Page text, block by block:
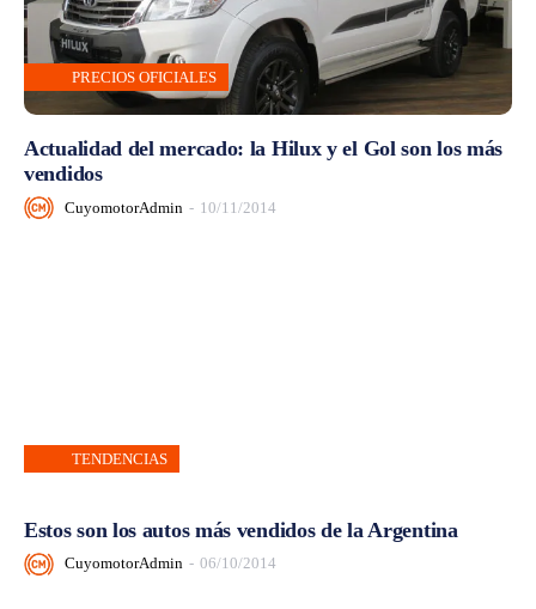
PRECIOS OFICIALES
Actualidad del mercado: la Hilux y el Gol son los más
vendidos
CuyomotorAdmin - 10/11/2014
TENDENCIAS
Estos son los autos más vendidos de la Argentina
CuyomotorAdmin - 06/10/2014